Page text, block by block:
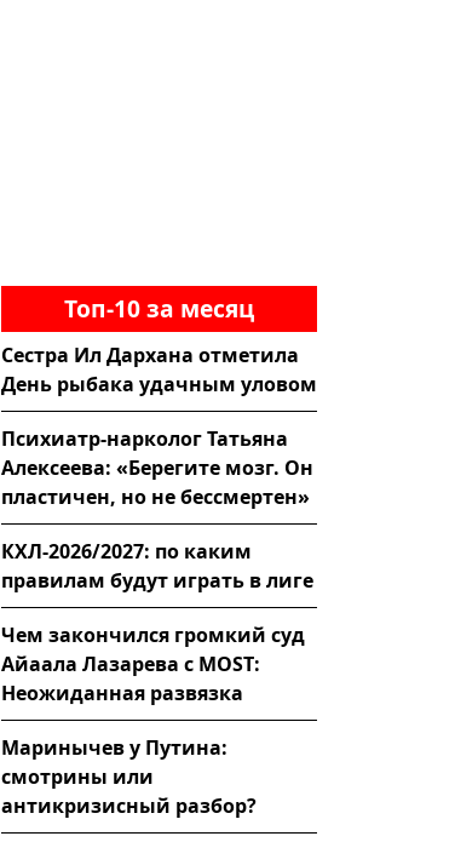
Топ-10 за месяц
Сестра Ил Дархана отметила
День рыбака удачным уловом
Психиатр-нарколог Татьяна
Алексеева: «Берегите мозг. Он
пластичен, но не бессмертен»
КХЛ-2026/2027: по каким
правилам будут играть в лиге
Чем закончился громкий суд
Айаала Лазарева с MOST:
Неожиданная развязка
Маринычев у Путина:
смотрины или
антикризисный разбор?